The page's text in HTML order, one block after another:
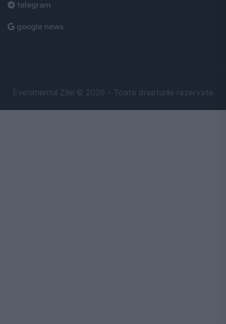
telegram
google news
Evenimentul Zilei © 2026 - Toate drepturile rezervate